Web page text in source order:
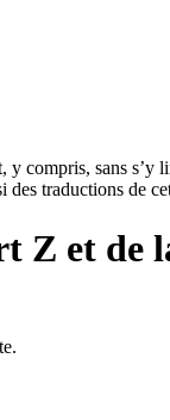
compris, sans
traductions de
Z et de